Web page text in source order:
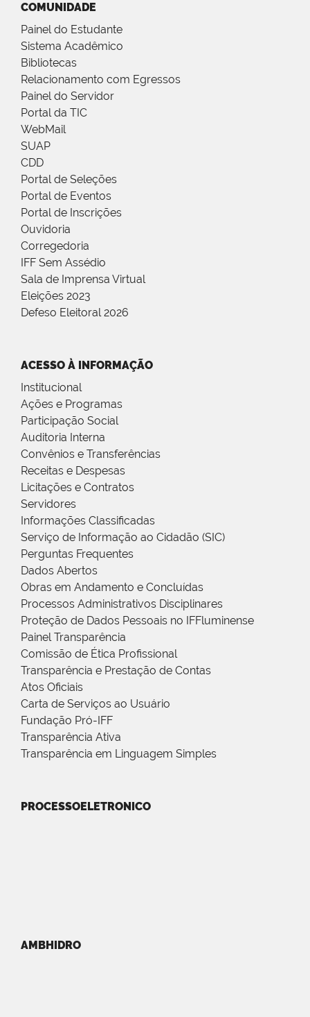
COMUNIDADE
Painel do Estudante
Sistema Acadêmico
Bibliotecas
Relacionamento com Egressos
Painel do Servidor
Portal da TIC
WebMail
SUAP
CDD
Portal de Seleções
Portal de Eventos
Portal de Inscrições
Ouvidoria
Corregedoria
IFF Sem Assédio
Sala de Imprensa Virtual
Eleições 2023
Defeso Eleitoral 2026
ACESSO À INFORMAÇÃO
Institucional
Ações e Programas
Participação Social
Auditoria Interna
Convênios e Transferências
Receitas e Despesas
Licitações e Contratos
Servidores
Informações Classificadas
Serviço de Informação ao Cidadão (SIC)
Perguntas Frequentes
Dados Abertos
Obras em Andamento e Concluídas
Processos Administrativos Disciplinares
Proteção de Dados Pessoais no IFFluminense
Painel Transparência
Comissão de Ética Profissional
Transparência e Prestação de Contas
Atos Oficiais
Carta de Serviços ao Usuário
Fundação Pró-IFF
Transparência Ativa
Transparência em Linguagem Simples
PROCESSOELETRONICO
AMBHIDRO